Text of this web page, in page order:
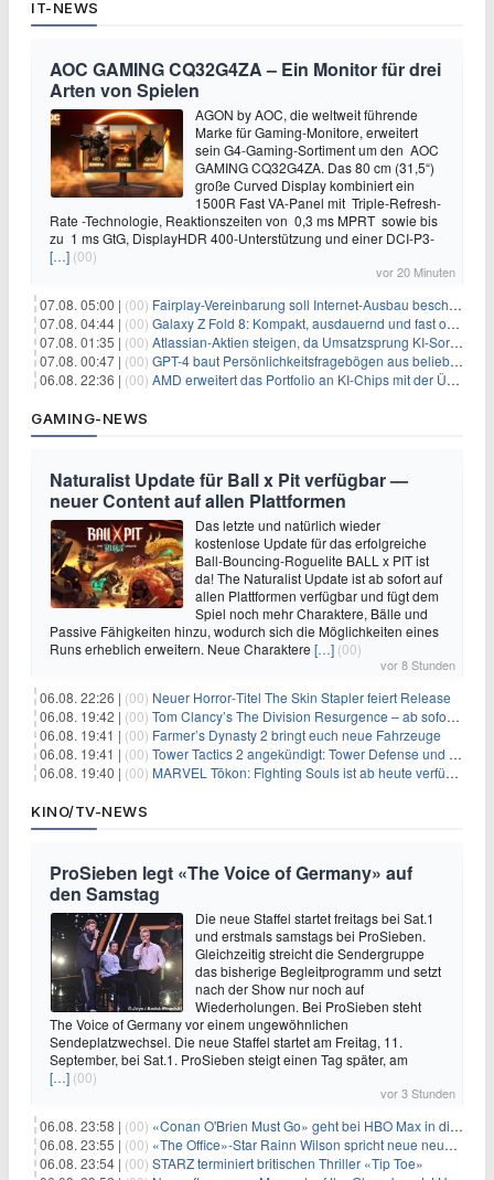
IT-NEWS
AOC GAMING CQ32G4ZA – Ein Monitor für drei
Arten von Spielen
AGON by AOC, die weltweit führende
Marke für Gaming-Monitore, erweitert
sein G4-Gaming-Sortiment um den AOC
GAMING CQ32G4ZA. Das 80 cm (31,5“)
große Curved Display kombiniert ein
1500R Fast VA-Panel mit Triple-Refresh-
Rate -Technologie, Reaktionszeiten von 0,3 ms MPRT sowie bis
zu 1 ms GtG, DisplayHDR 400-Unterstützung und einer DCI-P3-
[…] (00)
vor 20 Minuten
07.08. 05:00 | (00) Fairplay-Vereinbarung soll Internet-Ausbau beschleunigen
07.08. 04:44 | (00) Galaxy Z Fold 8: Kompakt, ausdauernd und fast ohne Falte
07.08. 01:35 | (00) Atlassian-Aktien steigen, da Umsatzsprung KI-Sorgen dämpft
07.08. 00:47 | (00) GPT-4 baut Persönlichkeitsfragebögen aus beliebigen Texten und sagt Antworten voraus
06.08. 22:36 | (00) AMD erweitert das Portfolio an KI-Chips mit der Übernahme von Taalas
GAMING-NEWS
Naturalist Update für Ball x Pit verfügbar —
neuer Content auf allen Plattformen
Das letzte und natürlich wieder
kostenlose Update für das erfolgreiche
Ball-Bouncing-Roguelite BALL x PIT ist
da! The Naturalist Update ist ab sofort auf
allen Plattformen verfügbar und fügt dem
Spiel noch mehr Charaktere, Bälle und
Passive Fähigkeiten hinzu, wodurch sich die Möglichkeiten eines
Runs erheblich erweitern. Neue Charaktere […] (00)
vor 8 Stunden
06.08. 22:26 | (00) Neuer Horror‑Titel The Skin Stapler feiert Release
06.08. 19:42 | (00) Tom Clancy’s The Division Resurgence – ab sofort für euch verfügbar
06.08. 19:41 | (00) Farmer’s Dynasty 2 bringt euch neue Fahrzeuge
06.08. 19:41 | (00) Tower Tactics 2 angekündigt: Tower Defense und Deckbuilding Kombo kehrt zurück
06.08. 19:40 | (00) MARVEL Tōkon: Fighting Souls ist ab heute verfügbar
KINO/TV-NEWS
ProSieben legt «The Voice of Germany» auf
den Samstag
Die neue Staffel startet freitags bei Sat.1
und erstmals samstags bei ProSieben.
Gleichzeitig streicht die Sendergruppe
das bisherige Begleitprogramm und setzt
nach der Show nur noch auf
Wiederholungen. Bei ProSieben steht
The Voice of Germany vor einem ungewöhnlichen
Sendeplatzwechsel. Die neue Staffel startet am Freitag, 11.
September, bei Sat.1. ProSieben steigt einen Tag später, am
[…] (00)
vor 3 Stunden
06.08. 23:58 | (00) «Conan O'Brien Must Go» geht bei HBO Max in die dritte Runde
06.08. 23:55 | (00) «The Office»-Star Rainn Wilson spricht neue neuseeländische Serie «Settling»
06.08. 23:54 | (00) STARZ terminiert britischen Thriller «Tip Toe»